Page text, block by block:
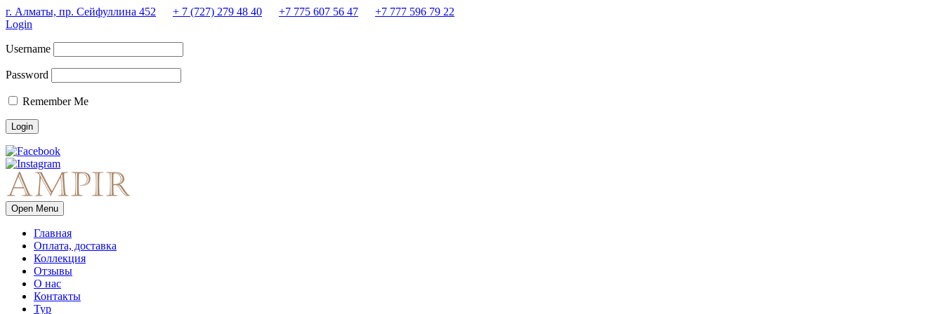
г. Алматы, пр. Сейфуллина 452 + 7 (727) 279 48 40 +7 775 607 56 47
+7 777 596 79 22
Login
Username
Password
Remember Me
Open Menu
Главная
Оплата, доставка
Коллекция
Отзывы
О нас
Контакты
Тур